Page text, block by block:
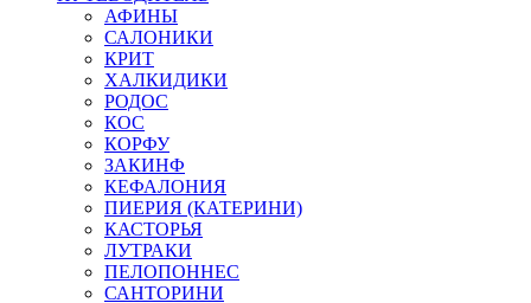
АФИНЫ
САЛОНИКИ
КРИТ
ХАЛКИДИКИ
РОДОС
КОС
КОРФУ
ЗАКИНФ
КЕФАЛОНИЯ
ПИЕРИЯ (КАТЕРИНИ)
КАСТОРЬЯ
ЛУТРАКИ
ПЕЛОПОННЕС
САНТОРИНИ